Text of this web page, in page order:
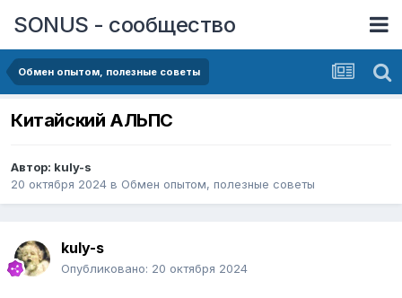
SONUS - сообщество
Обмен опытом, полезные советы
Китайский АЛЬПС
Автор: kuly-s
20 октября 2024 в Обмен опытом, полезные советы
kuly-s
Опубликовано: 20 октября 2024